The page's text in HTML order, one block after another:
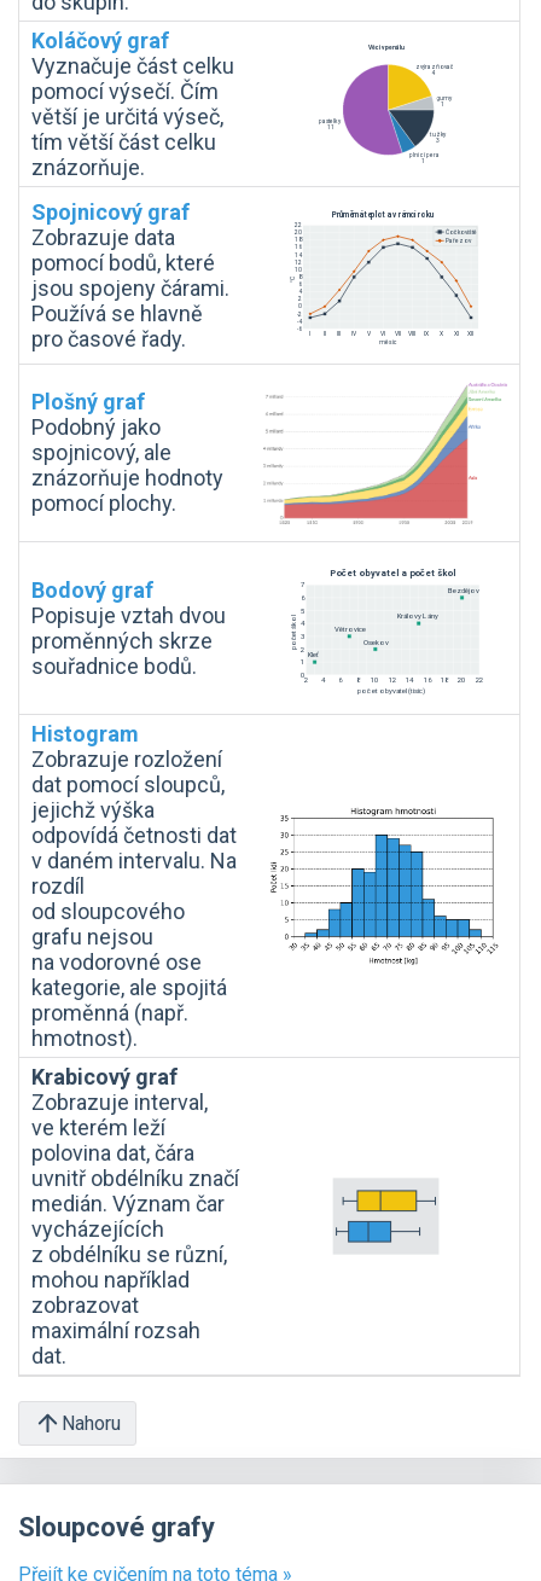
Koláčový graf
Vyznačuje část celku
pomocí výsečí. Čím
větší je určitá výseč,
tím větší část celku
znázorňuje.
Spojnicový graf
Zobrazuje data
pomocí bodů, které
jsou spojeny čárami.
Používá se hlavně
pro časové řady.
Plošný graf
Podobný jako
spojnicový, ale
znázorňuje hodnoty
pomocí plochy.
Bodový graf
Popisuje vztah dvou
proměnných skrze
souřadnice bodů.
Histogram
Zobrazuje rozložení
dat pomocí sloupců,
jejichž výška
odpovídá četnosti dat
v daném intervalu. Na
rozdíl
od sloupcového
grafu nejsou
na vodorovné ose
kategorie, ale spojitá
proměnná (např.
hmotnost).
Krabicový graf
Zobrazuje interval,
ve kterém leží
polovina dat, čára
uvnitř obdélníku značí
medián. Význam čar
vycházejících
z obdélníku se různí,
mohou například
zobrazovat
maximální rozsah
dat.
Nahoru
Sloupcové grafy
Přejít ke cvičením na toto téma »